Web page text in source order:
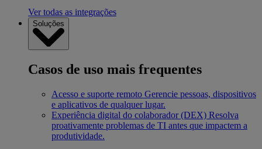
Ver todas as integrações
Soluções
Casos de uso mais frequentes
Acesso e suporte remoto Gerencie pessoas, dispositivos
e aplicativos de qualquer lugar.
Experiência digital do colaborador (DEX) Resolva
proativamente problemas de TI antes que impactem a
produtividade.